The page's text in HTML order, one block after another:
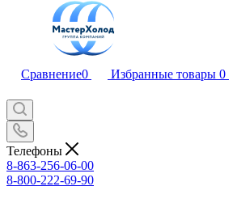
Сравнение0 Избранные товары 0
Телефоны
8-863-256-06-00
8-800-222-69-90